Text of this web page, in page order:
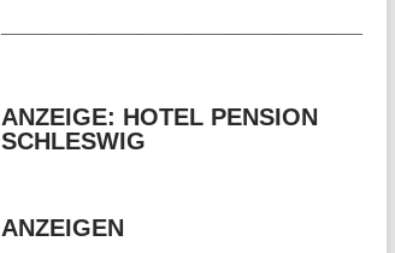
ANZEIGE: HOTEL PENSION
SCHLESWIG
ANZEIGEN